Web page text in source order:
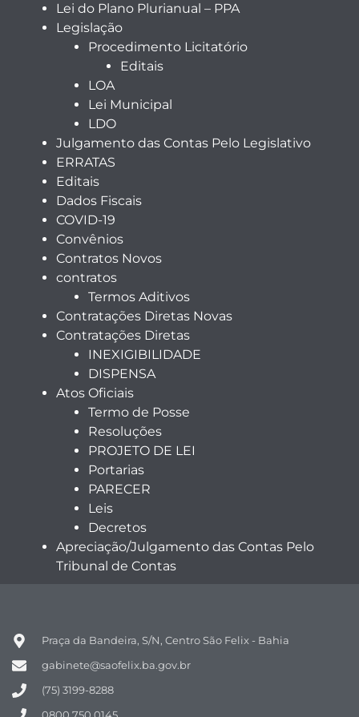
Lei do Plano Plurianual – PPA
Legislação
Procedimento Licitatório
Editais
LOA
Lei Municipal
LDO
Julgamento das Contas Pelo Legislativo
ERRATAS
Editais
Dados Fiscais
COVID-19
Convênios
Contratos Novos
contratos
Termos Aditivos
Contratações Diretas Novas
Contratações Diretas
INEXIGIBILIDADE
DISPENSA
Atos Oficiais
Termo de Posse
Resoluções
PROJETO DE LEI
Portarias
PARECER
Leis
Decretos
Apreciação/Julgamento das Contas Pelo
Tribunal de Contas
Praça da Bandeira, S/N, Centro São Felix - Bahia
gabinete@saofelix.ba.gov.br
(75) 3199-8288